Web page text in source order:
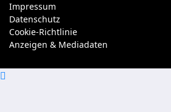
Impressum
Datenschutz
Cookie-Richtlinie
Anzeigen & Mediadaten